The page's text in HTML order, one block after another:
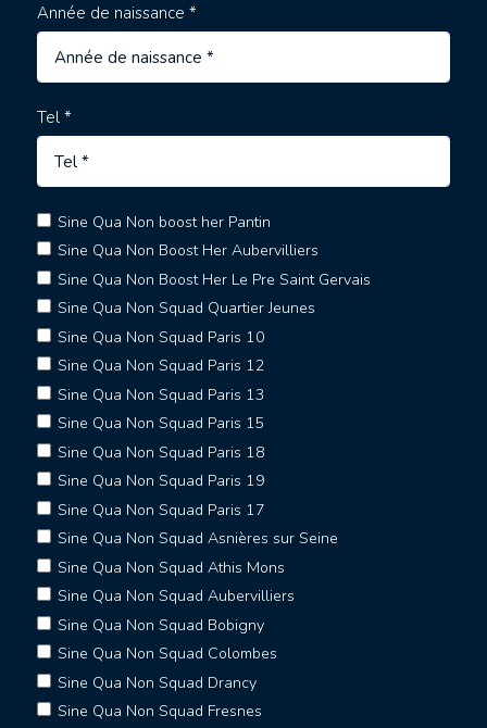
Année de naissance *
Tel *
Sine Qua Non boost her Pantin
Sine Qua Non Boost Her Aubervilliers
Sine Qua Non Boost Her Le Pre Saint Gervais
Sine Qua Non Squad Quartier Jeunes
Sine Qua Non Squad Paris 10
Sine Qua Non Squad Paris 12
Sine Qua Non Squad Paris 13
Sine Qua Non Squad Paris 15
Sine Qua Non Squad Paris 18
Sine Qua Non Squad Paris 19
Sine Qua Non Squad Paris 17
Sine Qua Non Squad Asnières sur Seine
Sine Qua Non Squad Athis Mons
Sine Qua Non Squad Aubervilliers
Sine Qua Non Squad Bobigny
Sine Qua Non Squad Colombes
Sine Qua Non Squad Drancy
Sine Qua Non Squad Fresnes